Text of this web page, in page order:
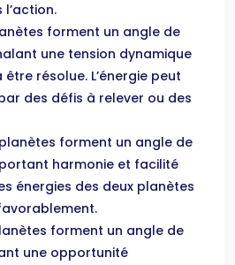
forment un angle de
une tension dynamique
résolue. L’énergie peut
des défis à relever ou des
forment un angle de
harmonie et facilité
énergies des deux planètes
forment un angle de
une opportunité